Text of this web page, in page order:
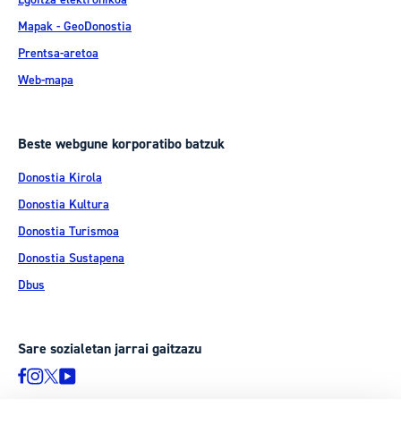
Mapak - GeoDonostia
Prentsa-aretoa
Web-mapa
Beste webgune korporatibo batzuk
Donostia Kirola
Donostia Kultura
Donostia Turismoa
Donostia Sustapena
Dbus
Sare sozialetan jarrai gaitzazu